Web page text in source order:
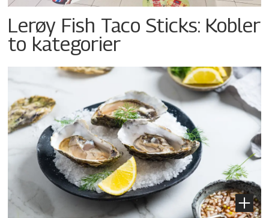
Lerøy Fish Taco Sticks: Kobler
to kategorier